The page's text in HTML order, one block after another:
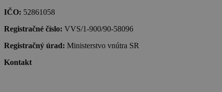
IČO: 52861058
Registračné číslo: VVS/1-900/90-58096
Registračný úrad: Ministerstvo vnútra SR
Kontakt